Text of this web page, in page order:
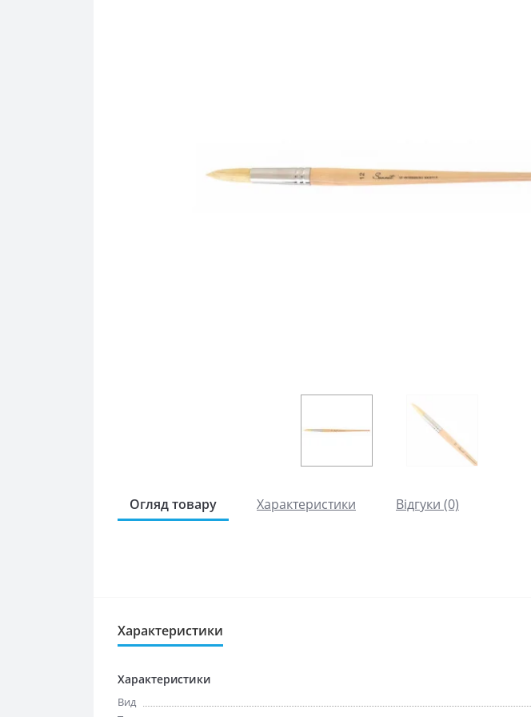
Огляд товару Характеристики Відгуки (0)
Характеристики
Характеристики
Вид